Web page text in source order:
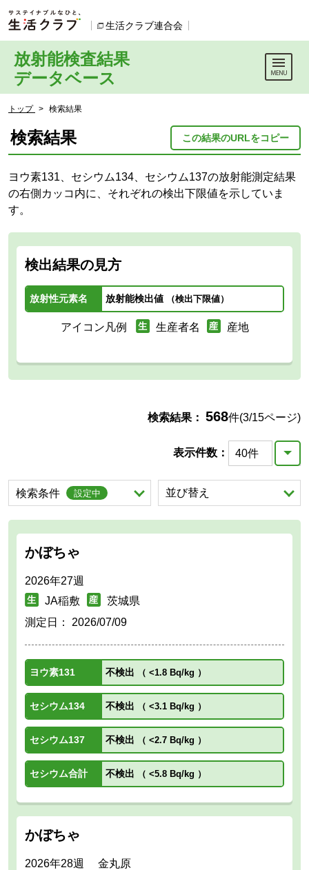
ページの先頭です。
生活クラブ連合会
放射能検査結果
データベース
トップ > 検索結果
現在位置ここまで
検索結果 この結果のURLをコピー
ヨウ素131、セシウム134、セシウム137の放射能測定結果
の右側カッコ内に、それぞれの検出下限値を示していま
す。
検出結果の見方
放射性元素名 放射能検出値 （検出下限値）
アイコン凡例 生産者名 産地
検索結果： 568件(3/15ページ)
表示件数：
検索条件 設定中 を展開する。並び替え
かぼちゃ
2026年27週
JA稲敷
茨城県
測定日： 2026/07/09
ヨウ素131 不検出 （ <1.8 Bq/kg ）
セシウム134 不検出 （ <3.1 Bq/kg ）
セシウム137 不検出 （ <2.7 Bq/kg ）
セシウム合計 不検出 （ <5.8 Bq/kg ）
かぼちゃ
2026年28週 金丸原